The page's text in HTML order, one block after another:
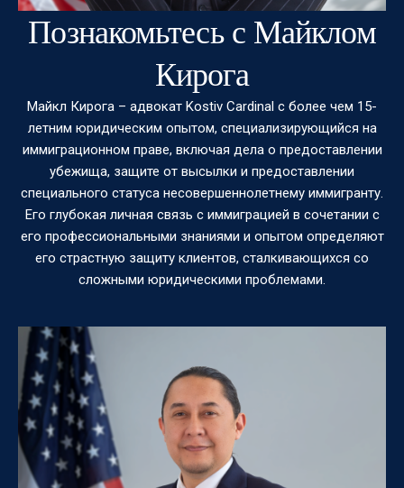
Познакомьтесь с Майклом
Кирога
Майкл Кирога – адвокат Kostiv Cardinal с более чем 15-
летним юридическим опытом, специализирующийся на
иммиграционном праве, включая дела о предоставлении
убежища, защите от высылки и предоставлении
специального статуса несовершеннолетнему иммигранту.
Его глубокая личная связь с иммиграцией в сочетании с
его профессиональными знаниями и опытом определяют
его страстную защиту клиентов, сталкивающихся со
сложными юридическими проблемами.